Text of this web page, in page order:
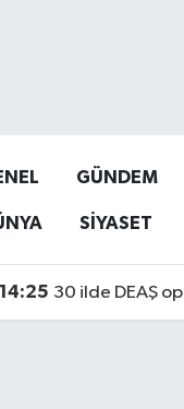
GÜNDEM
SİYASET
14:25 30 ilde DEAŞ